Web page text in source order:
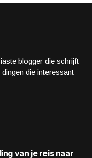
blogger die schrijft
die interessant
van je reis naar